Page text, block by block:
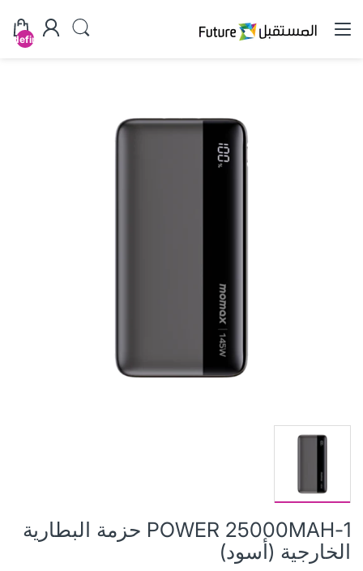
undefined
1-POWER 25000MAH حزمة البطارية
الخارجية (أسود)